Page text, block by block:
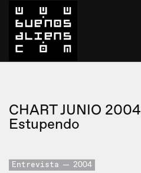
CHART JUNIO 2004
Estupendo
Entrevista 2004